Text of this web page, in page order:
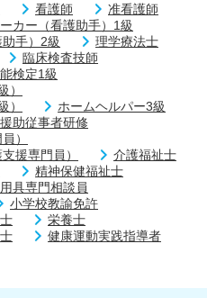
看護師
准看護師
カー（看護助手）1級
手）2級
理学療法士
臨床検査技師
検定1級
）
）
ホームヘルパー3級
助従事者研修
）
援専門員）
介護福祉士
精神保健福祉士
具専門相談員
小学校教諭免許
栄養士
健康運動実践指導者